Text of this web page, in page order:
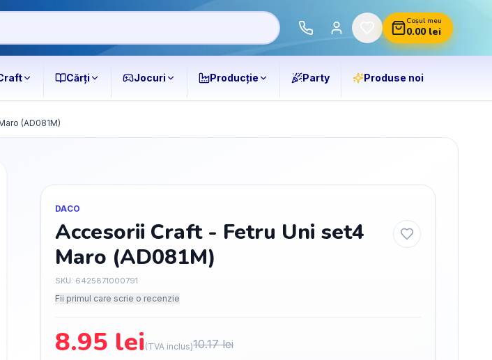
Coșul meu
0.00lei
Cărți Jocuri Producție Party Produse noi
(AD081M)
DACO
Accesorii Craft - Fetru Uni set4
Maro (AD081M)
SKU: 6425871000791
Fii primul care scrie o recenzie
8.95 lei (TVA inclus)10.17lei